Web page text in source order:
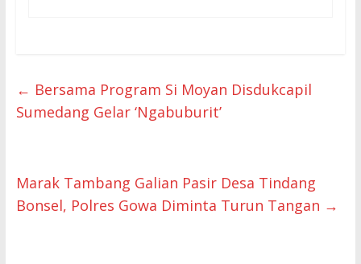
← Bersama Program Si Moyan Disdukcapil
Sumedang Gelar ‘Ngabuburit’
Marak Tambang Galian Pasir Desa Tindang
Bonsel, Polres Gowa Diminta Turun Tangan →